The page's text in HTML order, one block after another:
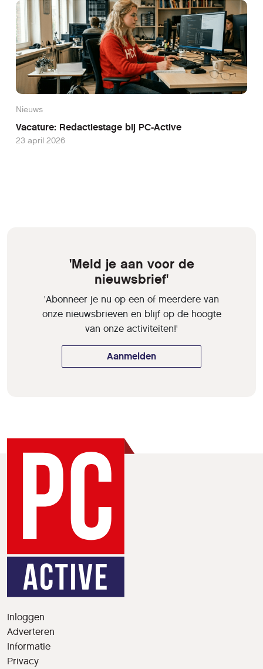
Nieuws
Vacature: Redactiestage bij PC-Active
23 april 2026
'Meld je aan voor de
nieuwsbrief'
'Abonneer je nu op een of meerdere van
onze nieuwsbrieven en blijf op de hoogte
van onze activiteiten!'
Aanmelden
Inloggen
Adverteren
Informatie
Privacy